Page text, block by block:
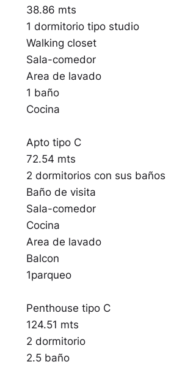
38.86 mts
1 dormitorio tipo studio
Walking closet
Sala-comedor
Area de lavado
1 baño
Cocina
Apto tipo C
72.54 mts
2 dormitorios con sus baños
Baño de visita
Sala-comedor
Cocina
Area de lavado
Balcon
1parqueo
Penthouse tipo C
124.51 mts
2 dormitorio
2.5 baño